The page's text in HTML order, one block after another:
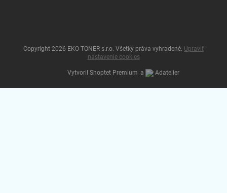
Vytvoril Shoptet Premium a Adatelier
Copyright 2026 EKO TONER s.r.o . Všetky práva vyhradené. Upraviť
nastavenie cookies